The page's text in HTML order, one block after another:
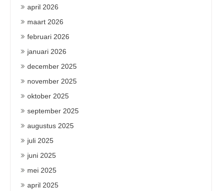
april 2026
maart 2026
februari 2026
januari 2026
december 2025
november 2025
oktober 2025
september 2025
augustus 2025
juli 2025
juni 2025
mei 2025
april 2025